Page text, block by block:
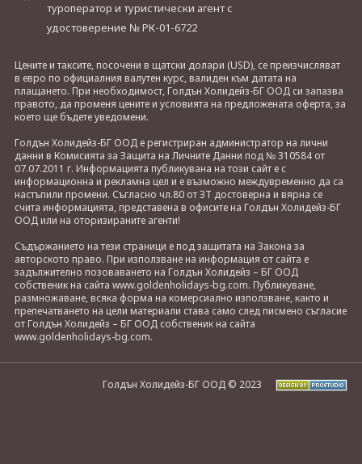
туроператор и туристически агент с
удостоверение № РК-01-6722
Цените и таксите, посочени в щатски долари (USD), се преизчисляват
в евро по официалния валутен курс, валиден към датата на
плащането. При необходимост, Голдън Холидейз-БГ ООД си запазва
правото, да променя цените и условията на предложената оферта, за
което ще бъдете уведомени.
Голдън Холидейз-БГ ООД е регистриран администратор на лични
данни в Комисията за Защита на Личните Данни под № 310584 от
07.07.2011 г. Информацията публикувана на този сайт е с
информационна и рекламна цел и е възможно междувременно да са
настъпили промени. Съгласно чл.80 от ЗТ достоверна и вярна се
счита информацията, представена в офисите на Голдън Холидейз-БГ
ООД или на оторизираните агенти!
Съдържанието на тези страници е под защитата на Закона за
авторското право. При използване на информация от сайта е
задължително позоваването на Голдън Холидейз – БГ ООД
собственик на сайта www.goldenholidays-bg.com. Публикуване,
размножаване, всяка форма на комерсиално използване, както и
препечатването на цели материали става само след писмено съгласие
от Голдън Холидейз – БГ ООД собственик на сайта
www.goldenholidays-bg.com.
Голдън Холидейз-БГ ООД © 2023